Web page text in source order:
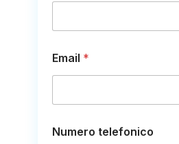
Email *
Numero telefonico